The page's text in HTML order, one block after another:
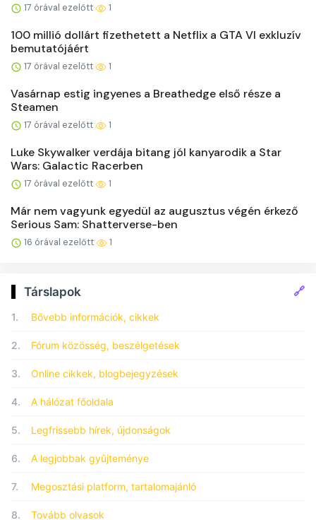
17 órával ezelőtt 1
100 millió dollárt fizethetett a Netflix a GTA VI exkluzív
bemutatójáért
17 órával ezelőtt 1
Vasárnap estig ingyenes a Breathedge első része a
Steamen
17 órával ezelőtt 1
Luke Skywalker verdája bitang jól kanyarodik a Star
Wars: Galactic Racerben
17 órával ezelőtt 1
Már nem vagyunk egyedül az augusztus végén érkező
Serious Sam: Shatterverse-ben
16 órával ezelőtt 1
Társlapok 🔗
1. Bővebb információk, cikkek
2. Fórum közösség, beszélgetések
3. Online cikkek, blogbejegyzések
4. A hálózat főoldala
5. Legfrissebb hírek, újdonságok
6. A legjobbak gyűjteménye
7. Megosztási platform, tartalomajánló
8. Tovább olvasok